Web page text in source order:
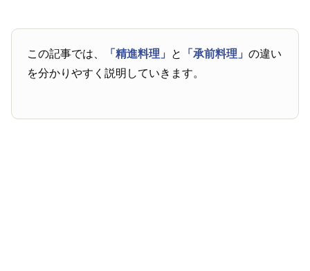
この記事では、 「精進料理」 と 「承前料理」の違い
を分かりやすく説明していきます。